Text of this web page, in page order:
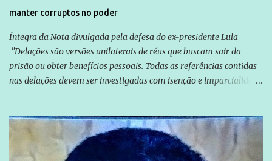
manter corruptos no poder
Íntegra da Nota divulgada pela defesa do ex-presidente Lula
"Delações são versões unilaterais de réus que buscam sair da
prisão ou obter benefícios pessoais. Todas as referências contidas
nas delações devem ser investigadas com isenção e imparcialidade
Globo manteve com o Grupo Odebrecht, citada na delação de
Emílio Odebrecht. Lula sempre atuou para promover o Brasil no
exterior, e não para promover determinadas empresas ou